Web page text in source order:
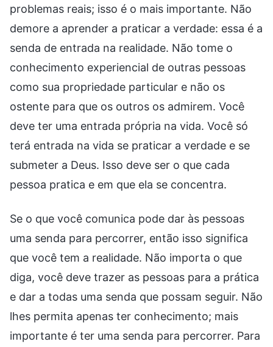
problemas reais; isso é o mais importante. Não
demore a aprender a praticar a verdade: essa é a
senda de entrada na realidade. Não tome o
conhecimento experiencial de outras pessoas
como sua propriedade particular e não os
ostente para que os outros os admirem. Você
deve ter uma entrada própria na vida. Você só
terá entrada na vida se praticar a verdade e se
submeter a Deus. Isso deve ser o que cada
pessoa pratica e em que ela se concentra.
Se o que você comunica pode dar às pessoas
uma senda para percorrer, então isso significa
que você tem a realidade. Não importa o que
diga, você deve trazer as pessoas para a prática
e dar a todas uma senda que possam seguir. Não
lhes permita apenas ter conhecimento; mais
importante é ter uma senda para percorrer. Para